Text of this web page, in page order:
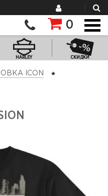
0
HARLEY СКИДКИ
ICON